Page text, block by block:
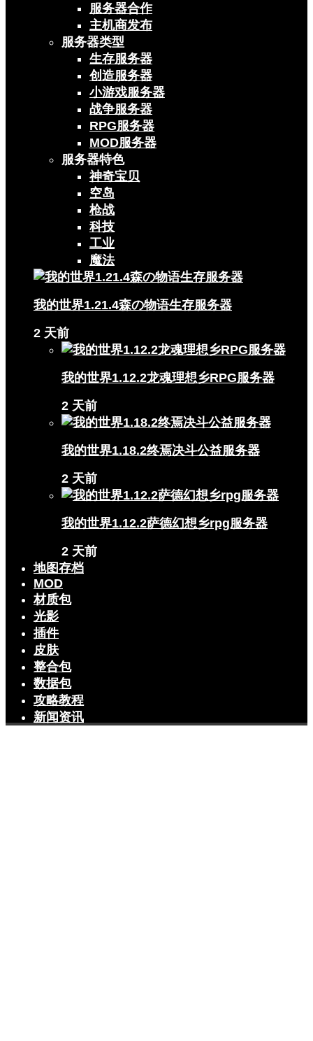
服务器合作
主机商发布
服务器类型
生存服务器
创造服务器
小游戏服务器
战争服务器
RPG服务器
MOD服务器
服务器特色
神奇宝贝
空岛
枪战
科技
工业
魔法
我的世界1.21.4森の物语生存服务器
2 天前
我的世界1.12.2龙魂理想乡RPG服务器
2 天前
我的世界1.18.2终焉决斗公益服务器
2 天前
我的世界1.12.2萨德幻想乡rpg服务器
2 天前
地图存档
MOD
材质包
光影
插件
皮肤
整合包
数据包
攻略教程
新闻资讯